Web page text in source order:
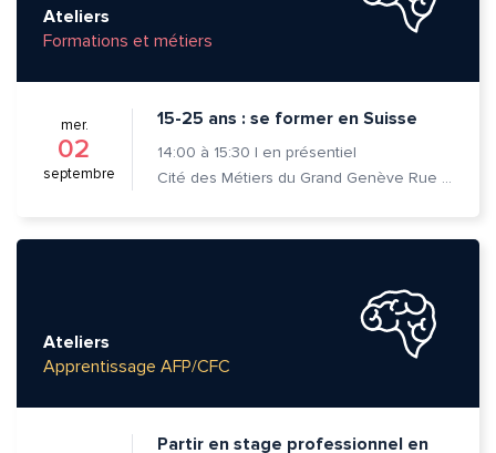
Ateliers
Formations et métiers
mer.
02
septembre
15-25 ans : se former en Suisse
14:00 à 15:30 | en présentiel
Cité des Métiers du Grand Genève Rue Prévost-Martin 6 1205 Genève
Ateliers
Apprentissage AFP/CFC
Partir en stage professionnel en